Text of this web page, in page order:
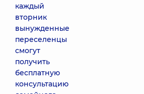
каждый
вторник
вынужденные
переселенцы
смогут
получить
бесплатную
консультацию